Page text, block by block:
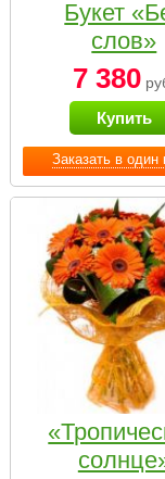
Заказать в один
Букет
слов»
7 380
Купить